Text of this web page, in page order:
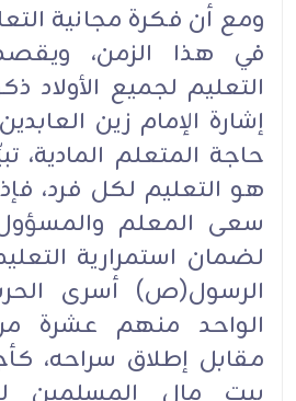
ومع أن فكرة مجانية
في هذا الزمن،
التعليم لجميع الأولاد
إشارة الإمام زين
حاجة المتعلم المادية،
هو التعليم لكل فرد،
سعى المعلم والمسؤول
لضمان استمرارية
الرسول(ص) أسرى
الواحد منهم عشرة
مقابل إطلاق سراحه،